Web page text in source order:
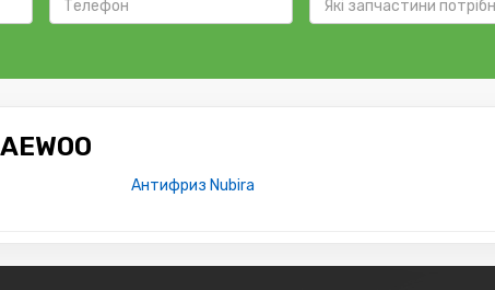
Антифриз Nubira